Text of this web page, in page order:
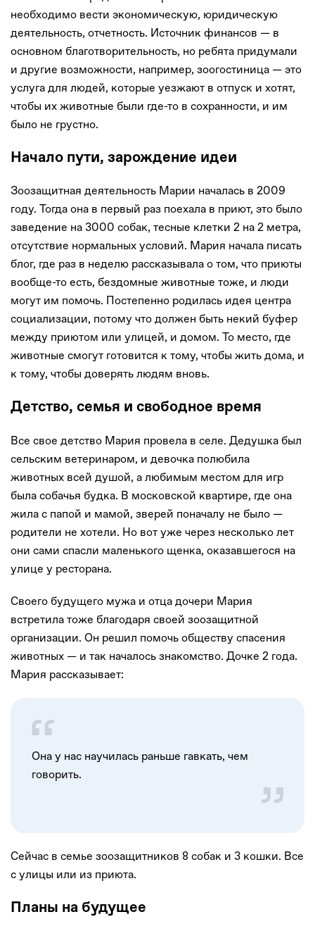
необходимо вести экономическую, юридическую
деятельность, отчетность. Источник финансов — в
основном благотворительность, но ребята придумали
и другие возможности, например, зоогостиница — это
услуга для людей, которые уезжают в отпуск и хотят,
чтобы их животные были где-то в сохранности, и им
было не грустно.
Начало пути, зарождение идеи
Зоозащитная деятельность Марии началась в 2009
году. Тогда она в первый раз поехала в приют, это было
заведение на 3000 собак, тесные клетки 2 на 2 метра,
отсутствие нормальных условий. Мария начала писать
блог, где раз в неделю рассказывала о том, что приюты
вообще-то есть, бездомные животные тоже, и люди
могут им помочь. Постепенно родилась идея центра
социализации, потому что должен быть некий буфер
между приютом или улицей, и домом. То место, где
животные смогут готовится к тому, чтобы жить дома, и
к тому, чтобы доверять людям вновь.
Детство, семья и свободное время
Все свое детство Мария провела в селе. Дедушка был
сельским ветеринаром, и девочка полюбила
животных всей душой, а любимым местом для игр
была собачья будка. В московской квартире, где она
жила с папой и мамой, зверей поначалу не было —
родители не хотели. Но вот уже через несколько лет
они сами спасли маленького щенка, оказавшегося на
улице у ресторана.
Своего будущего мужа и отца дочери Мария
встретила тоже благодаря своей зоозащитной
организации. Он решил помочь обществу спасения
животных — и так началось знакомство. Дочке 2 года.
Мария рассказывает:
Она у нас научилась раньше гавкать, чем
говорить.
Сейчас в семье зоозащитников 8 собак и 3 кошки. Все
с улицы или из приюта.
Планы на будущее